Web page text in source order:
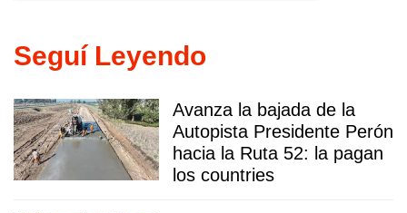
Seguí Leyendo
Avanza la bajada de la
Autopista Presidente Perón
hacia la Ruta 52: la pagan
los countries